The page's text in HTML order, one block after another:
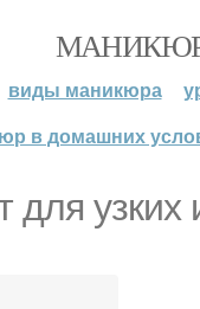
виды маникюра
в домашних
для узких